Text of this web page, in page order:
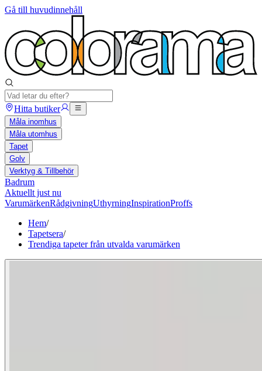
Gå till huvudinnehåll
Hitta butiker
Måla inomhus
Måla utomhus
Tapet
Golv
Verktyg & Tillbehör
Badrum
Aktuellt just nu
VarumärkenRådgivningUthyrningInspirationProffs
Hem/
Tapetsera/
Trendiga tapeter från utvalda varumärken